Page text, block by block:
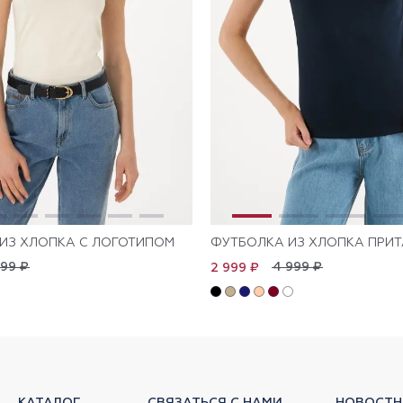
ХЛОПКА С ЛОГОТИПОМ
₽
ФУТБОЛКА ИЗ ХЛОПКА
4 999 ₽
2 999 ₽